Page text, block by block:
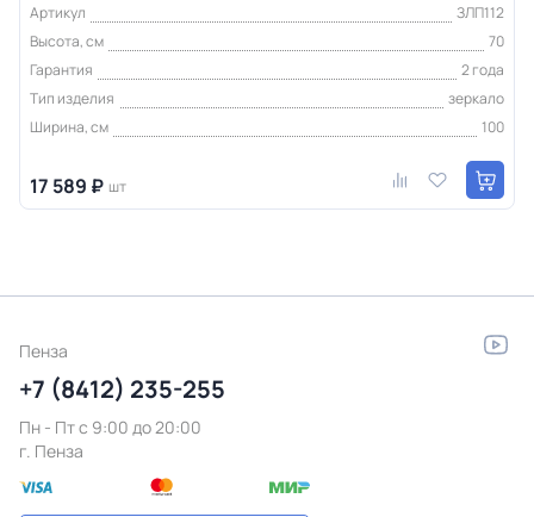
Артикул
ЗЛП112
Высота, см
70
Гарантия
2 года
Тип изделия
зеркало
Ширина, см
100
17 589 ₽ шт
Пенза
+7 (8412) 235-255
Пн - Пт c 9:00 до 20:00
г. Пенза